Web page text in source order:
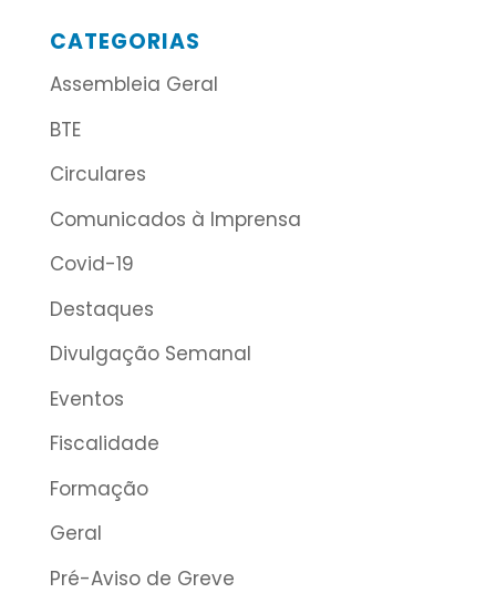
CATEGORIAS
Assembleia Geral
BTE
Circulares
Comunicados à Imprensa
Covid-19
Destaques
Divulgação Semanal
Eventos
Fiscalidade
Formação
Geral
Pré-Aviso de Greve